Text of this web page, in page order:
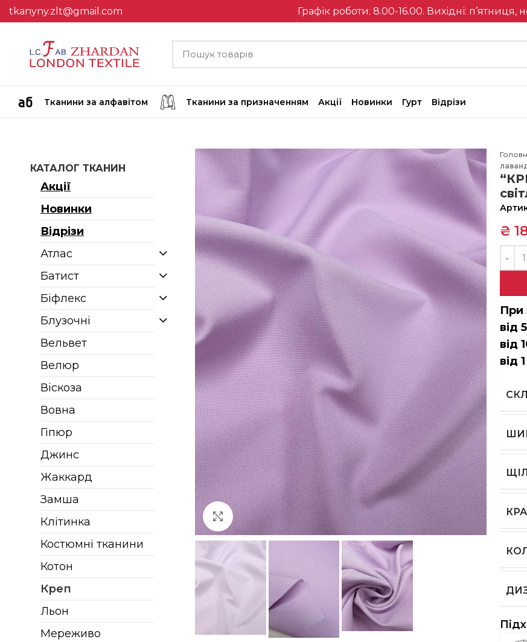
tkanyny.zlt@gmail.com Графік роботи: 8.00-16.00. Вихідні: п’ятниця,
Тканини за алфавітом Тканини за призначенням Акції Новинки Гурт Відрізи
КАТАЛОГ ТКАНИН
Акції
Новинки
Відрізи
Атлас
Батист
Біфлекс
Блузочні
Вельвет
Велюр
Віскоза
Вовна
Гіпюр
Джинс
Жаккард
Замша
Клітинка
Костюмні тканини
Котон
Креп
Льон
Мереживо
Клацніть, щоб збільшити
₴
При
від
від
від